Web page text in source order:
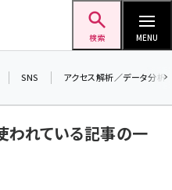
検索 MENU
SNS アクセス解析／データ分析
われている記事の一
ください ／
回答者には抽選で
！
らから▼